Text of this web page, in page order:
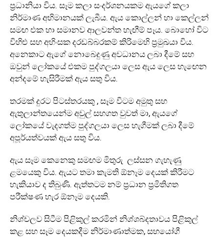
ප්‍රධානියා විය. සෑම කලා සංදර්ශනයකම ඇයගේ කලා
නිර්මාණ අභිමානයක් ලැබීය. ඇය කොල්ලන් හා කෙල්ලන්
සමඟ එක හා සමානව ආලවන්ත හැඟීම් පෑය. බොහෝ විට
විහිළු සහ අහිංසක දරඩබ්බරකම් කිරිමෙහි ප්‍රමුඛයා විය.
අනෙකාට ඇගේ නොබෙදුණු අවධානය ලබා දීමේ සහ
ඔවුන් ලෝකයේ එකම පුද්ගලයා ලෙස ඇය ලෙස හැඟෙන
අන්දමේ හැසිරීමක් ඇය සතු විය.
තරමක් දුරට පිටස්තරයකු , සෑම විටම අමුතු සහ
ඇතුලාන්තයෙන්ම අවුල් සහගත වුවත් මා, ඇයගේ
ලෝකයේ වැදගත්ම පුද්ගලයා ලෙස හැගීමක් ලබා දීමේ
අපූර්යත්වයක් ඇය සතු විය.
ඇය සෑම කෙනෙකු සමඟම මිතුරු ලස්සන ගැහැණු
ළමයෙකු විය. ඇයට තමා කැමති ඕනෑම දෙයක් කිරීමට
හැකියාව ද තිබුණි. ඇත්තටම නම් ප්‍රධාන ප්‍රමිතිගත
පරීක්ෂණ හැර ඕනෑම දෙයකි.
නිශ්චලව සිටීම පිළිකුල් කරමින් නිශ්ශබ්දතාවය පිළිකුල්
කළ සහ සෑම දෙයකදීම නිර්මාණාත්මක, සහයෝගී